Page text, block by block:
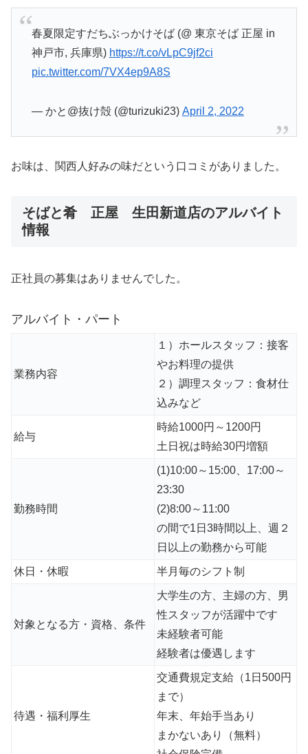
春夏限定すだちぶっかけそば (@ 東京そば 正屋 in
神戸市, 兵庫県) https://t.co/vLpC9jf2ci
pic.twitter.com/7VX4ep9A8S
— かと@抜け殻 (@turizuki23) April 2, 2022
お味は、関西人好みの味だという口コミがありました。
そばと肴 正屋 生田新道店のアルバイト
情報
正社員の募集はありませんでした。
アルバイト・パート
業務内容
１）ホールスタッフ：接客
やお料理の提供
２）調理スタッフ：食材仕
込みなど
給与
時給1000円～1200円
土日祝は時給30円増額
勤務時間
(1)10:00～15:00、17:00～
23:30
(2)8:00～11:00
の間で1日3時間以上、週２
日以上の勤務から可能
休日・休暇 半月毎のシフト制
対象となる方・資格、条件
大学生の方、主婦の方、男
性スタッフが活躍中です
未経験者可能
経験者は優遇します
待遇・福利厚生
交通費規定支給（1日500円
まで）
年末、年始手当あり
まかないあり（無料）